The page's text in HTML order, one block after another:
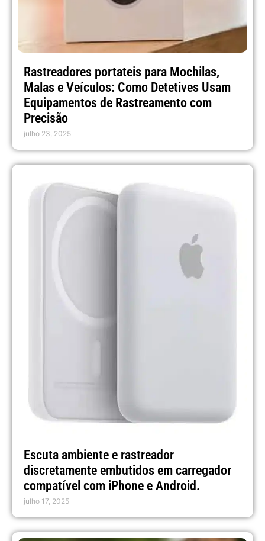
Rastreadores portateis para Mochilas,
Malas e Veículos: Como Detetives Usam
Equipamentos de Rastreamento com
Precisão
julho 23, 2025
Escuta ambiente e rastreador
discretamente embutidos em carregador
compatível com iPhone e Android.
julho 17, 2025